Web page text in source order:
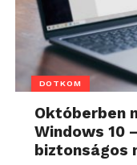
DOTKOM
Októberben
Windows 10
biztonságos